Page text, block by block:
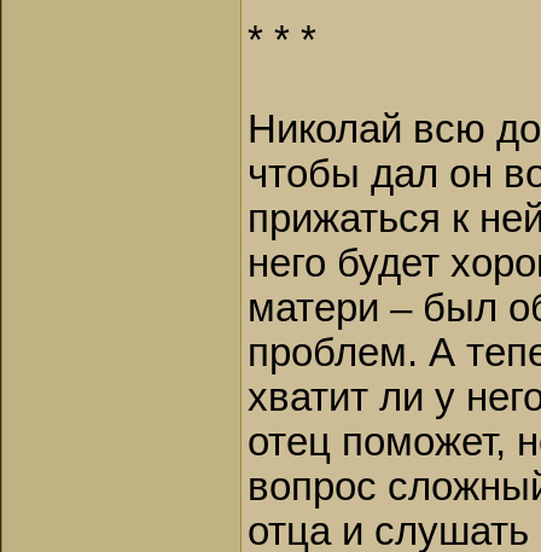
* * *
Николай всю
чтобы дал он
прижаться к
него будет
матери – был
проблем. А
хватит ли у
отец поможет,
вопрос
отца и слушать